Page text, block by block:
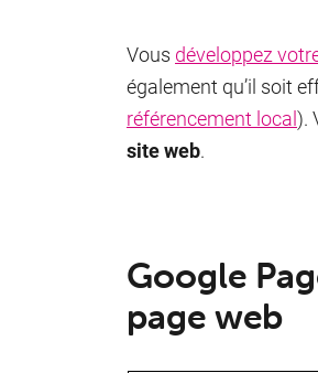
Vous développez
également qu’il soit
référencement local).
site web.
Google
page web